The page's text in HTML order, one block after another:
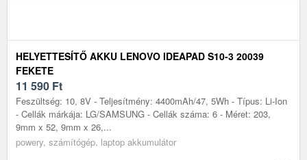
HELYETTESÍTŐ AKKU LENOVO IDEAPAD S10-3 20039
FEKETE
11 590 Ft
Feszültség: 10, 8V - Teljesítmény: 4400mAh/47, 5Wh - Típus: Li-Ion
- Cellák márkája: LG/SAMSUNG - Cellák száma: 6 - Méret: 203,
9mm x 52, 9mm x 26,...
powery, számítógép, laptop akkumulátor